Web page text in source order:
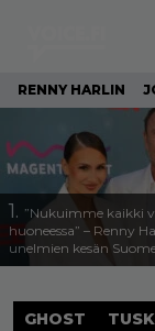
RENNY HARLIN
1. ”Nukuimme kaikki
huoneessa” – Renny
unelmien kesän
GHOST